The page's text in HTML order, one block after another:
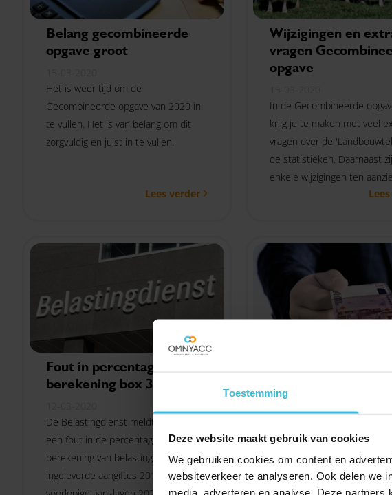
Toestemming
Deze website maakt gebruik van cookies
We gebruiken cookies om content en
websiteverkeer te analyseren. Ook delen we
media, adverteren en analyse. Deze partners
Belang gecombineerde
opgave groot
Het is weer tijd om de
Gecombineerde opgave van 2020 in
te vullen. Het is van belang om dit
zorgvuldig en juist in te vullen.
Lees verder
Wijzigingen en
vragen
opgave
In de Gecombineerde
krijg je te maken met veel
vragen over de
de statistieken. Daarnaast
enkele wijzigingen ten
Fout in percentages
berekening box 3
De Belastingdienst meldt dat door
een fout in de percentages voor de
berekening van belasting in box 3, al
ingeleverde aangiftes 2019 en
groepen werknemers onder
voorwaarden recht op een
tegemoetkoming in de